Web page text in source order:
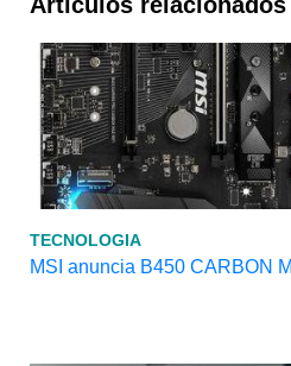
TECNOLOGIA
MSI anuncia B450 CARBON